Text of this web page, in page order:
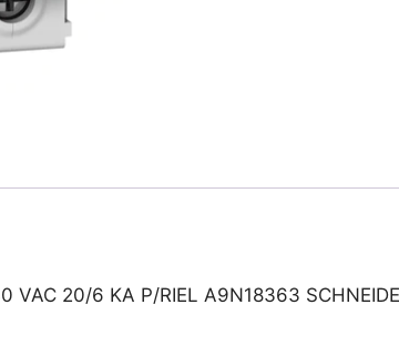
VAC 20/6 KA P/RIEL A9N18363